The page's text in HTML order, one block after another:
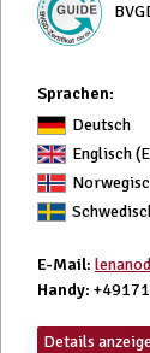
Sprachen:
Deutsch
Englisch
E-Mail:
Handy:
Details